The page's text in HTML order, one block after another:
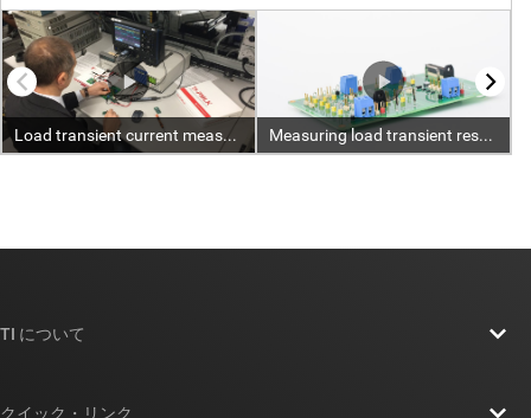
TI について
クイック・リンク